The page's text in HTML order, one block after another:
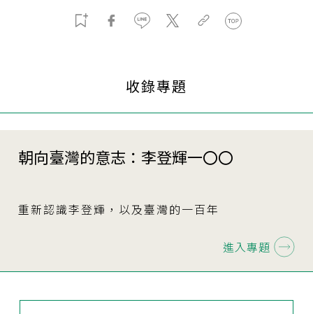
收錄專題
朝向臺灣的意志：李登輝一〇〇
重新認識李登輝，以及臺灣的一百年
進入專題